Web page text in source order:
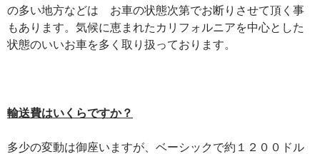
の多い地方などは お車の状態次第でお断りさせて頂く事
もあります。気候に恵まれたカリフォルニアを中心とした
状態のいいお車を多く取り扱っております。
輸送費はいくらですか？
多少の変動は御座いますが、ベーシックで約１２００ドル